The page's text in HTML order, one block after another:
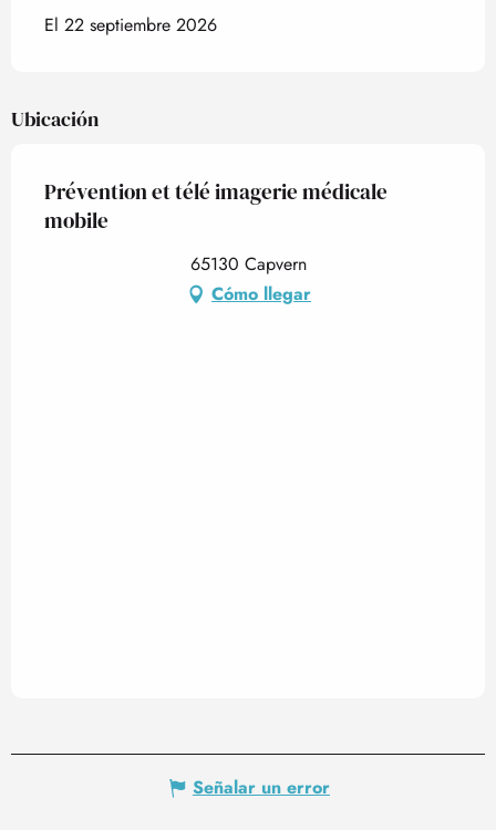
El 22 septiembre 2026
Ubicación
Prévention et télé imagerie médicale
mobile
65130 Capvern
Cómo llegar
Señalar un error